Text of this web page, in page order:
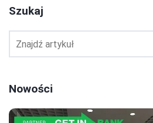
Szukaj
Nowości